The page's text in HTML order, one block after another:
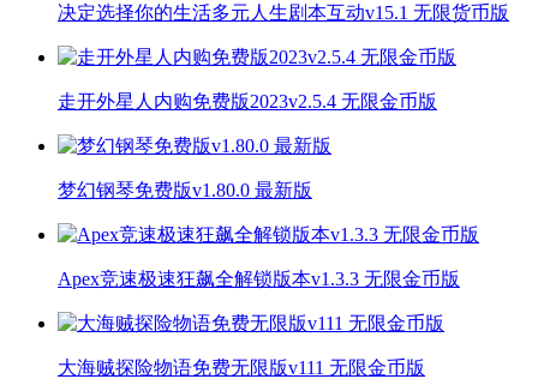
决定选择你的生活多元人生剧本互动v15.1 无限货币版
走开外星人内购免费版2023v2.5.4 无限金币版
梦幻钢琴免费版v1.80.0 最新版
Apex竞速极速狂飙全解锁版本v1.3.3 无限金币版
大海贼探险物语免费无限版v111 无限金币版